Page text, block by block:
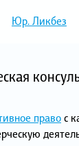
Юр. Ликбез
правос